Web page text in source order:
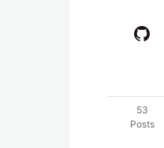
53
Posts